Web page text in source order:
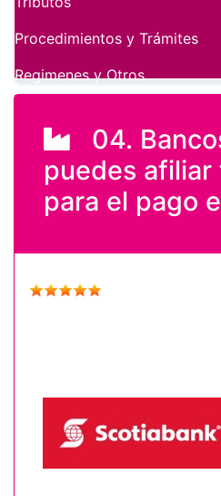
04.
puedes
para el pago
Procedimientos y Trámites
Regimenes y Otros